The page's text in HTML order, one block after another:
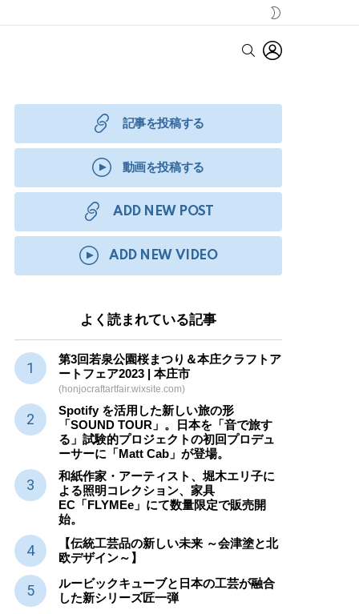
SKIN
SEARCH
記事を投稿する
動画を投稿する
ADD NEW POST
ADD NEW VIDEO
よく読まれている記事
第3回若泉公園桜まつり＆本庄クラフトア
ートフェア2023 | 本庄市
(honjocraftartfair.wixsite.com)
Spotify を活用した新しい旅の形
「SOUND TOUR」。日本を「音で旅す
る」試験的プロジェクトの初回プロデュ
ーサーに「Matt Cab」が登場。
和紙作家・アーティスト、堀木エリ子に
よる照明コレクション、家具
EC「FLYMEe」にて数量限定で販売開
始。
【伝統工芸品の新しい未来 ～会津塗と北
欧デザイン～】
ルービックキューブと日本の工芸が融合
した新シリーズ匠一弾